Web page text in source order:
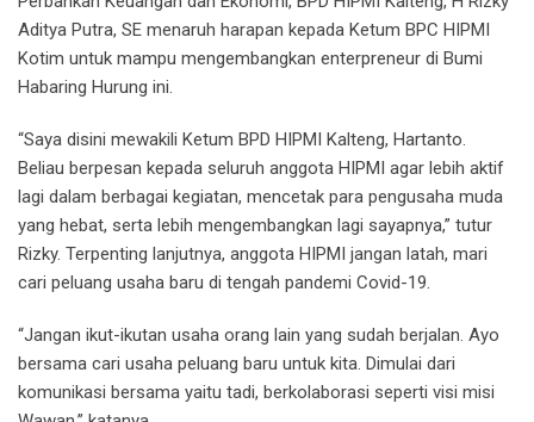
Aditya Putra, SE menaruh harapan kepada Ketum BPC HIPMI
Kotim untuk mampu mengembangkan enterpreneur di Bumi
Habaring Hurung ini.
“Saya disini mewakili Ketum BPD HIPMI Kalteng, Hartanto.
Beliau berpesan kepada seluruh anggota HIPMI agar lebih aktif
lagi dalam berbagai kegiatan, mencetak para pengusaha muda
yang hebat, serta lebih mengembangkan lagi sayapnya,” tutur
Rizky. Terpenting lanjutnya, anggota HIPMI jangan latah, mari
cari peluang usaha baru di tengah pandemi Covid-19.
“Jangan ikut-ikutan usaha orang lain yang sudah berjalan. Ayo
bersama cari usaha peluang baru untuk kita. Dimulai dari
komunikasi bersama yaitu tadi, berkolaborasi seperti visi misi